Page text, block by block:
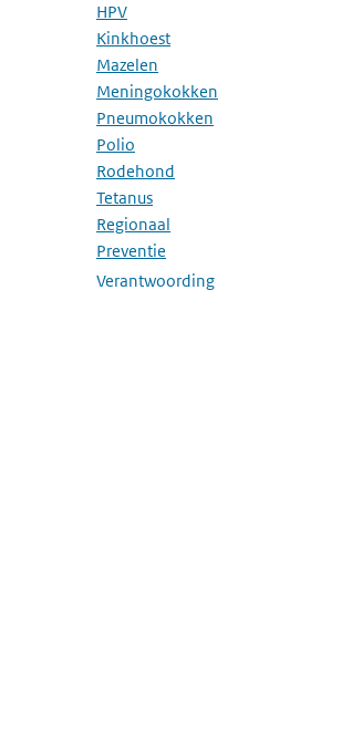
HPV
Kinkhoest
Mazelen
Meningokokken
Pneumokokken
Polio
Rodehond
Tetanus
Regionaal
Preventie
Verantwoording